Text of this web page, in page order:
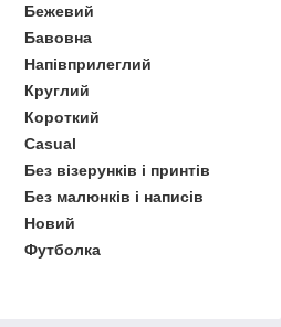
Бежевий
Бавовна
Напівприлеглий
Круглий
Короткий
Casual
Без візерунків і принтів
Без малюнків і написів
Новий
Футболка